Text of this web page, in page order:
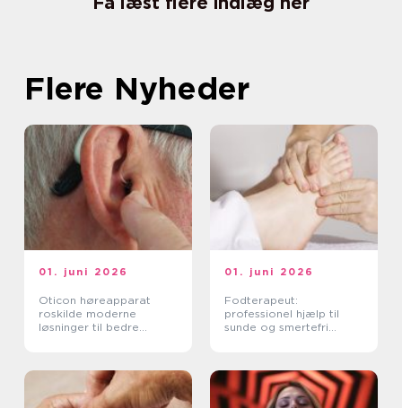
Flere Nyheder
01. juni 2026
Oticon høreapparat
roskilde moderne
løsninger til bedre
01. juni 2026
Fodterapeut:
professionel hjælp til
sunde og smertefri